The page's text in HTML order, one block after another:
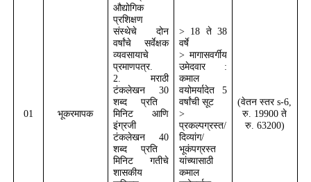
01 भूकरमापक
औद्योगिक
प्रशिक्षण
संस्थेचे दोन
वर्षांचे सर्वेक्षक
व्यवसायाचे
प्रमाणपत्र.
2 . मराठी
टंकलेखन 30
शब्द प्रति
मिनिट आणि
इंग्रजी
टंकलेखन 40
शब्द प्रति
मिनिट गतीचे
शासकीय
> 18 ते 38
वर्षे
> मागासवर्गीय
उमेदवार :
कमाल
वयोमर्यादेत 5
वर्षांची सूट
>
प्रकल्पग्रस्त/
दिव्यांग/
भूकंपग्रस्त
यांच्यासाठी
कमाल
(वेतन स्तरs-6,
रु. 19900 ते
रु. 63200)